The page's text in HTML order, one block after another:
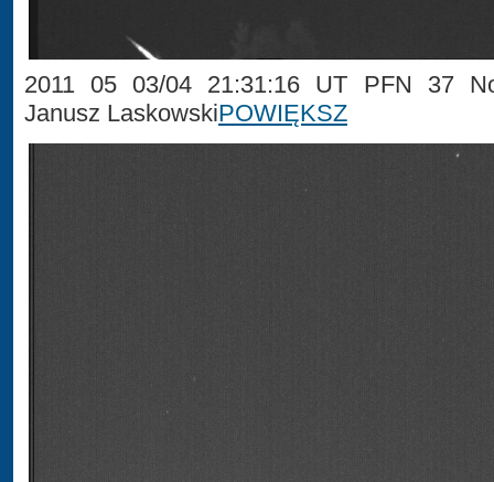
2011 05 03/04 21:31:16 UT PFN 37
Janusz LaskowskiPOWIĘKSZ